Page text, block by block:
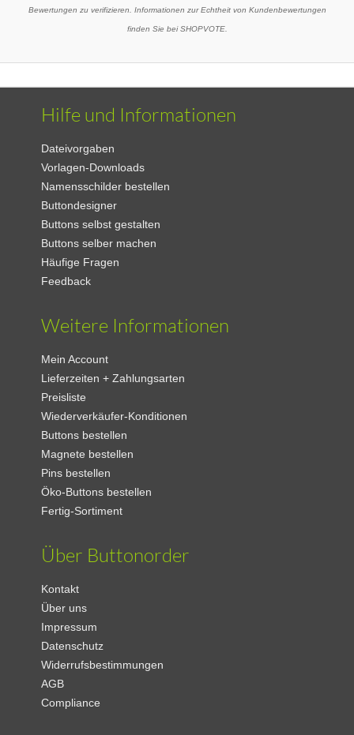
Bewertungen zu verifizieren. Informationen zur Echtheit von Kundenbewertungen
finden Sie bei SHOPVOTE.
Hilfe und Informationen
Dateivorgaben
Vorlagen-Downloads
Namensschilder bestellen
Buttondesigner
Buttons selbst gestalten
Buttons selber machen
Häufige Fragen
Feedback
Weitere Informationen
Mein Account
Lieferzeiten + Zahlungsarten
Preisliste
Wiederverkäufer-Konditionen
Buttons bestellen
Magnete bestellen
Pins bestellen
Öko-Buttons bestellen
Fertig-Sortiment
Über Buttonorder
Kontakt
Über uns
Impressum
Datenschutz
Widerrufsbestimmungen
AGB
Compliance